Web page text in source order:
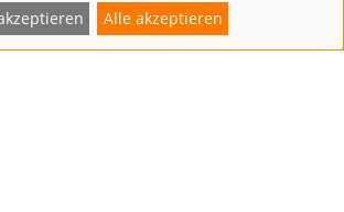
VersandartenAlle akzeptieren